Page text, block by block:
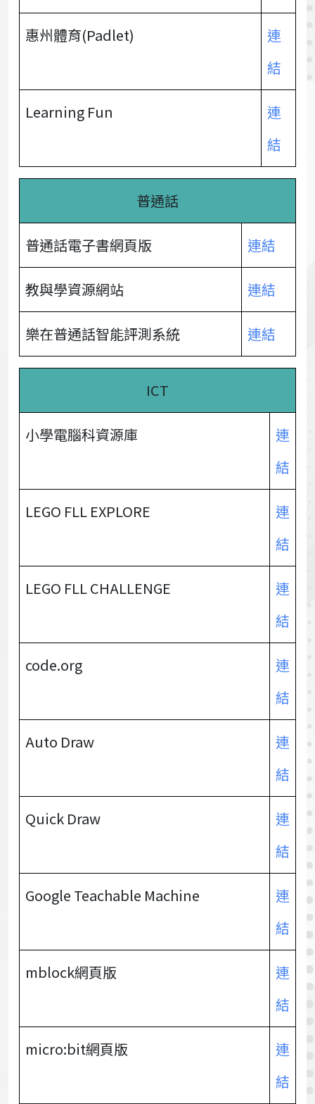
惠州體育(Padlet)
連
結
Learning Fun
連
結
普通話
普通話電子書網頁版 連結
教與學資源網站 連結
樂在普通話智能評測系統 連結
ICT
小學電腦科資源庫
連
結
LEGO FLL EXPLORE
連
結
LEGO FLL CHALLENGE
連
結
code.org
連
結
Auto Draw
連
結
Quick Draw
連
結
Google Teachable Machine
連
結
mblock網頁版
連
結
micro:bit網頁版
連
結